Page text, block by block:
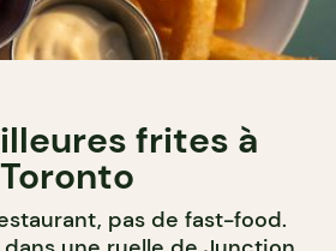
frites à
Toronto
pas de fast-food.